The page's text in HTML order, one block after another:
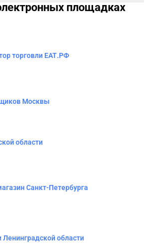
площадках
торговли ЕАТ.РФ
Москвы
области
Санкт-Петербурга
области